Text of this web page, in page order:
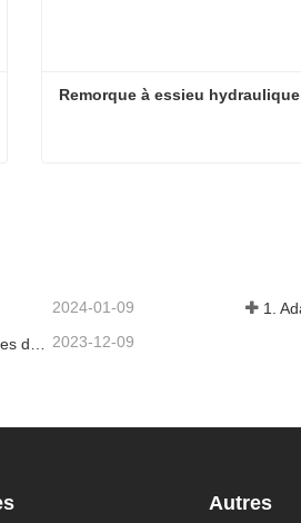
Remorque à essieu hydraulique
2024-01-09
2023-12-09
Autres